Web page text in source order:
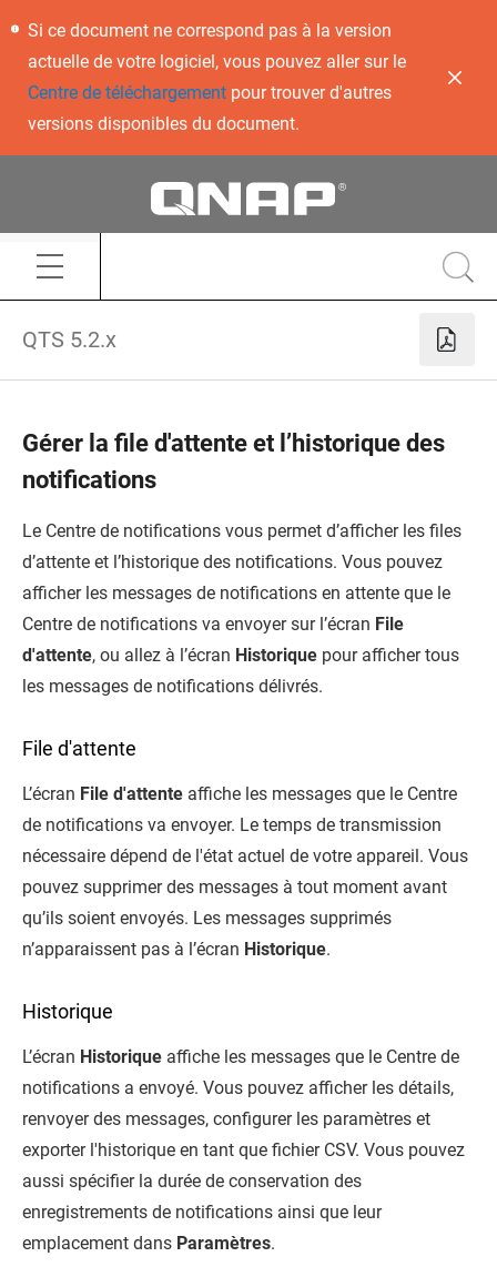
Si ce document ne correspond pas à la version
actuelle de votre logiciel, vous pouvez aller sur le
Centre de téléchargementpour trouver d'autres
versions disponibles du document.
QTS 5.2.x
Gérer la file d'attente et l’historique des
notifications
Le Centre de notifications vous permet d’afficher les files
d’attente et l’historique des notifications. Vous pouvez
afficher les messages de notifications en attente que le
Centre de notifications va envoyer sur l’écran File
d'attente, ou allez à l’écran Historique pour afficher tous
les messages de notifications délivrés.
File d'attente
L’écran File d'attente affiche les messages que le Centre
de notifications va envoyer. Le temps de transmission
nécessaire dépend de l'état actuel de votre appareil. Vous
pouvez supprimer des messages à tout moment avant
qu’ils soient envoyés. Les messages supprimés
n’apparaissent pas à l’écran Historique.
Historique
L’écran Historique affiche les messages que le Centre de
notifications a envoyé. Vous pouvez afficher les détails,
renvoyer des messages, configurer les paramètres et
exporter l'historique en tant que fichier CSV. Vous pouvez
aussi spécifier la durée de conservation des
enregistrements de notifications ainsi que leur
emplacement dans Paramètres.